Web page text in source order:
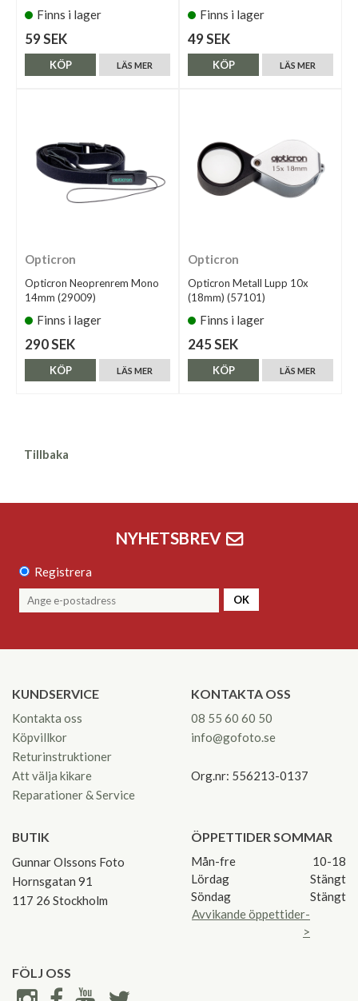
Finns i lager
59 SEK
LÄS MER
KÖP
Finns i lager
49 SEK
LÄS MER
KÖP
Opticron
Opticron Neoprenrem Mono
14mm (29009)
Finns i lager
290 SEK
LÄS MER
KÖP
Opticron
Opticron Metall Lupp 10x
(18mm) (57101)
Finns i lager
245 SEK
LÄS MER
KÖP
Tillbaka
NYHETSBREV
Registrera
OK
KUNDSERVICE
Kontakta oss
Köpvillkor
Returinstruktioner
Att välja kikare
Reparationer & Service
KONTAKTA OSS
08 55 60 60 50
info@gofoto.se
Org.nr: 556213-0137
BUTIK
Gunnar Olssons Foto
Hornsgatan 91
117 26 Stockholm
ÖPPETTIDER SOMMAR
Mån-fre
10-18
Lördag
Stängt
Söndag
Stängt
Avvikande öppettider-
>
FÖLJ OSS